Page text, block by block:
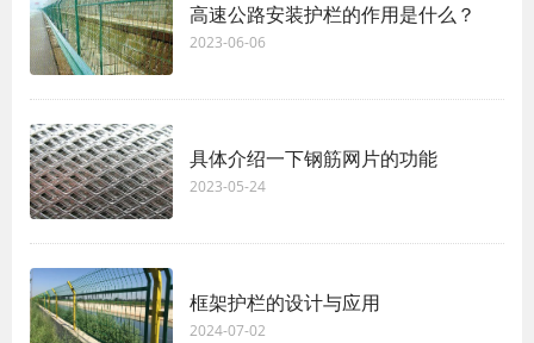
高速公路安装护栏的作用是什么？
2023-06-06
具体介绍一下钢筋网片的功能
2023-05-24
框架护栏的设计与应用
2024-07-02